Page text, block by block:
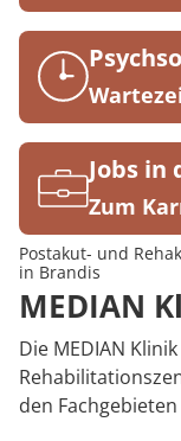
Blog
Karriere
Jobs in
Zum
Postakut- und
in Brandis
MEDIAN
Die MEDIAN
den